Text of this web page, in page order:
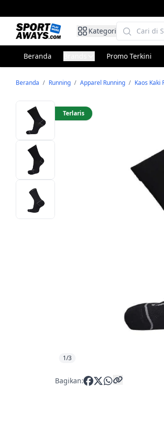
Kategori
Beranda Promo Terkini
Beranda / Running / Apparel Running / Kaos Kaki
Terlaris
1/3
Bagikan: